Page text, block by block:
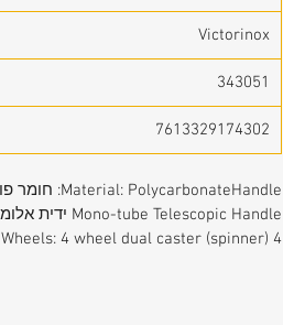
Victorinox
343051
7613329174302
Material: PolycarbonateHandle: חומר פוליקארבונט
Mono-tube Telescopic Handle ידית אלומיניום איכותית
Wheels: 4 wheel dual caster (spinner) 4 גלגלים מסתובבים כפולים